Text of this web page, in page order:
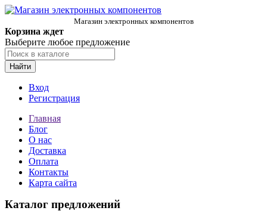
Магазин электронных компонентов
Корзина ждет
Выберите любое предложение
Найти
Вход
Регистрация
Главная
Блог
О нас
Доставка
Оплата
Контакты
Карта сайта
Каталог предложений